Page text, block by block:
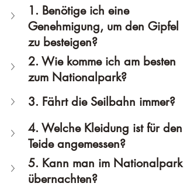
1. Benötige ich eine
Genehmigung, um den Gipfel
zu besteigen?
2. Wie komme ich am besten
zum Nationalpark?
3. Fährt die Seilbahn immer?
4. Welche Kleidung ist für den
Teide angemessen?
5. Kann man im Nationalpark
übernachten?